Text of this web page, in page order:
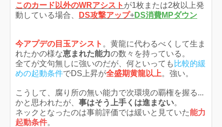
このカード以外のWRアシスト が1枚または2枚以上発
動している場合、
DS攻撃アップ+DS消費MPダウン
今アプデの目玉アシスト 。黄龍に代わるべくして生ま
れたかの様な恵まれた能力の数々を持っている。
全てが文句無しに強いのだが、何といっても 比較的緩
めの起動条件でDS上昇が全盛期黄龍以上。強い。
こうして、腐り所の無い能力で次環境の覇権を握る...
かと思われたが、 事はそう上手くは進まない。
ネックとなったのは事前評価では緩いと見ていた能力
起動条件。